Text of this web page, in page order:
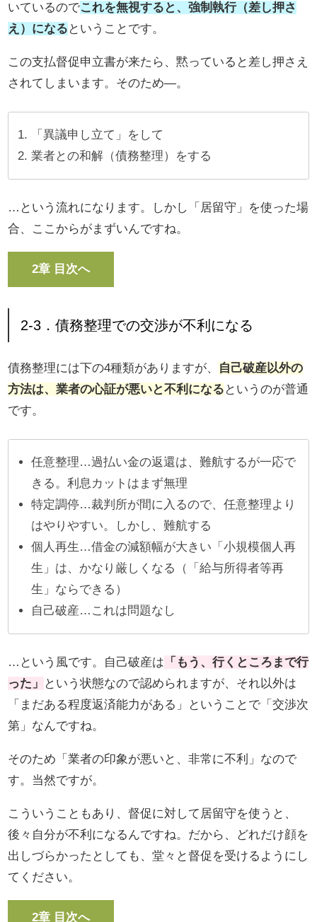
いているのでこれを無視すると、強制執行（差し押さ
え）になる ということです。
この支払督促申立書が来たら、黙っていると差し押さえ
されてしまいます。そのため―。
「異議申し立て」をして
業者との和解（債務整理）をする
…という流れになります。しかし「居留守」を使った場
合、ここからがまずいんですね。
2章 目次へ
2-3．債務整理での交渉が不利になる
債務整理には下の4種類がありますが、 自己破産以外の
方法は、業者の心証が悪いと不利になる というのが普通
です。
任意整理…過払い金の返還は、難航するが一応で
きる。利息カットはまず無理
特定調停…裁判所が間に入るので、任意整理より
はやりやすい。しかし、難航する
個人再生…借金の減額幅が大きい「小規模個人再
生」は、かなり厳しくなる（「給与所得者等再
生」ならできる）
自己破産…これは問題なし
…という風です。自己破産は 「もう、行くところまで行
った」
という状態なので認められますが、それ以外は
「まだある程度返済能力がある」ということで「交渉次
第」なんですね。
そのため「業者の印象が悪いと、非常に不利」なので
す。当然ですが。
こういうこともあり、督促に対して居留守を使うと、
後々自分が不利になるんですね。だから、どれだけ顔を
出しづらかったとしても、堂々と督促を受けるようにし
てください。
2章 目次へ